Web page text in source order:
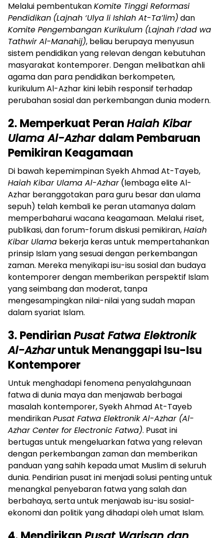
Melalui pembentukanKomite Tinggi Reformasi
Pendidikan (Lajnah ‘Ulya li Ishlah At-Ta’lim) dan
Komite Pengembangan Kurikulum (Lajnah I’dad wa
Tathwir Al-Manahij), beliau berupaya menyusun
sistem pendidikan yang relevan dengan kebutuhan
masyarakat kontemporer. Dengan melibatkan ahli
agama dan para pendidikan berkompeten,
kurikulum Al-Azhar kini lebih responsif terhadap
perubahan sosial dan perkembangan dunia modern.
2. Memperkuat PeranHaiah Kibar
Ulama Al-Azhardalam Pembaruan
Pemikiran Keagamaan
Di bawah kepemimpinan Syekh Ahmad At-Tayeb,
Haiah Kibar Ulama Al-Azhar(lembaga elite Al-
Azhar beranggotakan para guru besar dan ulama
sepuh) telah kembali ke peran utamanya dalam
memperbaharui wacana keagamaan. Melalui riset,
publikasi, dan forum-forum diskusi pemikiran,Haiah
Kibar Ulama bekerja keras untuk mempertahankan
prinsip Islam yang sesuai dengan perkembangan
zaman. Mereka menyikapi isu-isu sosial dan budaya
kontemporer dengan memberikan perspektif Islam
yang seimbang dan moderat, tanpa
mengesampingkan nilai-nilai yang sudah mapan
dalam syariat Islam.
3. PendirianPusat Fatwa Elektronik
Al-Azharuntuk Menanggapi Isu-Isu
Kontemporer
Untuk menghadapi fenomena penyalahgunaan
fatwa di dunia maya dan menjawab berbagai
masalah kontemporer, Syekh Ahmad At-Tayeb
mendirikanPusat Fatwa Elektronik Al-Azhar (Al-
Azhar Center for Electronic Fatwa). Pusat ini
bertugas untuk mengeluarkan fatwa yang relevan
dengan perkembangan zaman dan memberikan
panduan yang sahih kepada umat Muslim di seluruh
dunia. Pendirian pusat ini menjadi solusi penting untuk
menangkal penyebaran fatwa yang salah dan
berbahaya, serta untuk menjawab isu-isu sosial-
ekonomi dan politik yang dihadapi oleh umat Islam.